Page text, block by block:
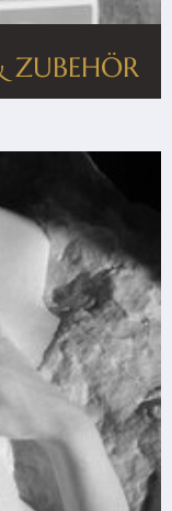
ZUBEHÖR